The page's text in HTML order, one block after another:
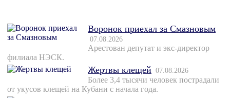
Воронок приехал за Смазновым
07.08.2026
Арестован депутат и экс-директор
филиала НЭСК.
Жертвы клещей 07.08.2026
Более 3,4 тысячи человек пострадали
от укусов клещей на Кубани с начала года.